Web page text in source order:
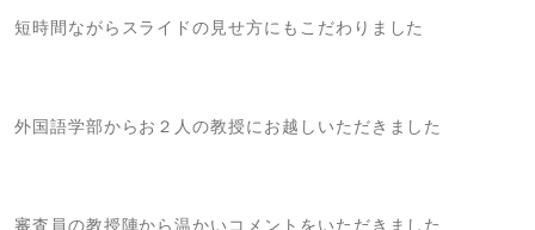
短時間ながらスライドの見せ方にもこだわりました
外国語学部からお２人の教授にお越しいただきました
審査員の教授陣から温かいコメントをいただきました